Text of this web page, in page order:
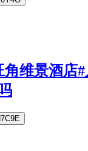
角维景酒店